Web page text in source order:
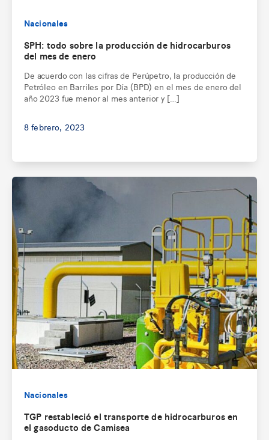
Nacionales
SPH: todo sobre la producción de hidrocarburos
del mes de enero
De acuerdo con las cifras de Perúpetro, la producción de
Petróleo en Barriles por Día (BPD) en el mes de enero del
año 2023 fue menor al mes anterior y […]
8 febrero, 2023
Nacionales
TGP restableció el transporte de hidrocarburos en
el gasoducto de Camisea